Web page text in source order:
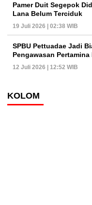
Pamer Duit Segepok
Lana Belum Terciduk
19 Juli 2026 | 02:38 WIB
SPBU Pettuadae Jadi
Pengawasan Pertamina
12 Juli 2026 | 12:52 WIB
KOLOM